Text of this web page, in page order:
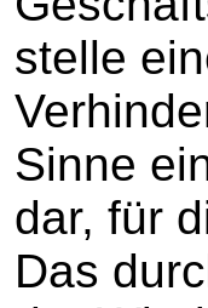
stelle
Sinne
dar, für
Das